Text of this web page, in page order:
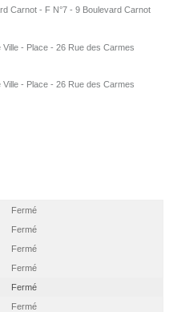
Carnot - F N°7 - 9 Boulevard Carnot
- Place - 26 Rue des Carmes
- Place - 26 Rue des Carmes
Fermé
Fermé
Fermé
Fermé
Fermé
Fermé